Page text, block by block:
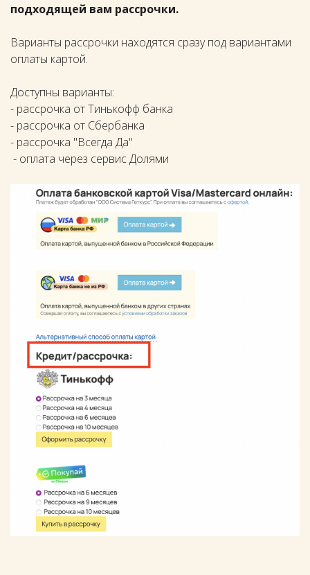
подходящей вам рассрочки.
Варианты рассрочки находятся сразу под вариантами
оплаты картой.
Доступны варианты:
- рассрочка от Тинькофф банка
- рассрочка от Сбербанка
- рассрочка "Всегда Да"
- оплата через сервис Долями